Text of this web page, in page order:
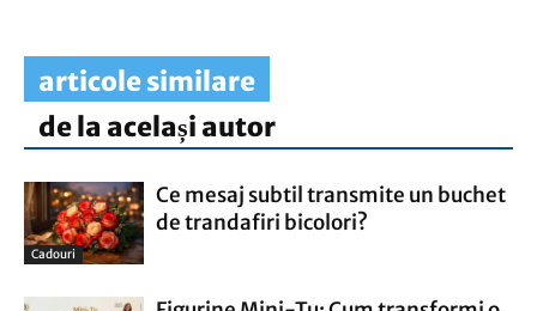
articole similare
de la același autor
Cadouri
Ce mesaj subtil transmite un buchet
de trandafiri bicolori?